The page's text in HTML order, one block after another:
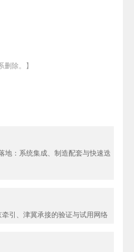
除。】
地：系统集成、制造配套与快速迭
引、津冀承接的验证与试用网络